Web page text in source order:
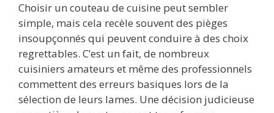
Choisir un couteau de cuisine peut sembler
simple, mais cela recèle souvent des pièges
insoupçonnés qui peuvent conduire à des choix
regrettables. C’est un fait, de nombreux
cuisiniers amateurs et même des professionnels
commettent des erreurs basiques lors de la
sélection de leurs lames. Une décision judicieuse